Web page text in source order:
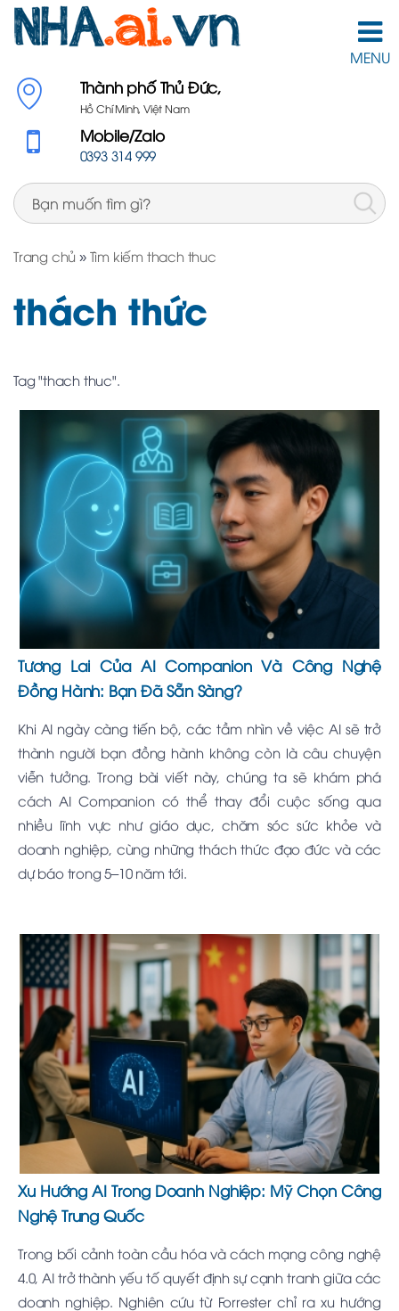
MENU
Thành phố Thủ Đức,
Hồ Chí Minh, Việt Nam
Mobile/Zalo
0393 314 999
Trang chủ » Tìm kiếm thach thuc
thách thức
Tag "thach thuc".
Tương Lai Của AI Companion Và Công Nghệ
Đồng Hành: Bạn Đã Sẵn Sàng?
Khi AI ngày càng tiến bộ, các tầm nhìn về việc AI sẽ trở
thành người bạn đồng hành không còn là câu chuyện
viễn tưởng. Trong bài viết này, chúng ta sẽ khám phá
cách AI Companion có thể thay đổi cuộc sống qua
nhiều lĩnh vực như giáo dục, chăm sóc sức khỏe và
doanh nghiệp, cùng những thách thức đạo đức và các
dự báo trong 5–10 năm tới.
Xu Hướng AI Trong Doanh Nghiệp: Mỹ Chọn Công
Nghệ Trung Quốc
Trong bối cảnh toàn cầu hóa và cách mạng công nghệ
4.0, AI trở thành yếu tố quyết định sự cạnh tranh giữa các
doanh nghiệp. Nghiên cứu từ Forrester chỉ ra xu hướng